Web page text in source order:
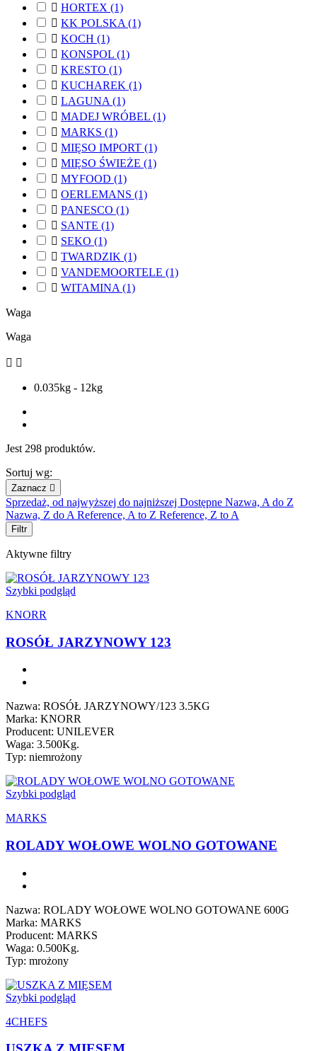
 HORTEX (1)
 KK POLSKA (1)
 KOCH (1)
 KONSPOL (1)
 KRESTO (1)
 KUCHAREK (1)
 LAGUNA (1)
 MADEJ WRÓBEL (1)
 MARKS (1)
 MIĘSO IMPORT (1)
 MIĘSO ŚWIEŻE (1)
 MYFOOD (1)
 OERLEMANS (1)
 PANESCO (1)
 SANTE (1)
 SEKO (1)
 TWARDZIK (1)
 VANDEMOORTELE (1)
 WITAMINA (1)
Waga
Waga
 
0.035kg - 12kg
Jest 298 produktów.
Sortuj wg:
Zaznacz 
Sprzedaż, od najwyższej do najniższej Dostępne Nazwa, A do Z
Nazwa, Z do A Reference, A to Z Reference, Z to A
Filtr
Aktywne filtry
Szybki podgląd
KNORR
ROSÓŁ JARZYNOWY 123
Nazwa: ROSÓŁ JARZYNOWY/123 3.5KG
Marka: KNORR
Producent: UNILEVER
Waga: 3.500Kg.
Typ: niemrożony
Szybki podgląd
MARKS
ROLADY WOŁOWE WOLNO GOTOWANE
Nazwa: ROLADY WOŁOWE WOLNO GOTOWANE 600G
Marka: MARKS
Producent: MARKS
Waga: 0.500Kg.
Typ: mrożony
Szybki podgląd
4CHEFS